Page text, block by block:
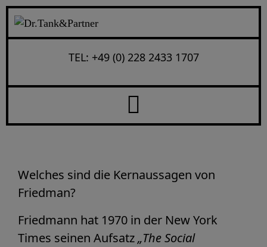
TEL: +49 (0) 228 2433 1707
Autor:Jusch
Autoren-Archive: Jusch
Profit versus höheres Ziel –
Organisationen in der Sinnkrise?
Welches sind die Kernaussagen von
Friedman?
Friedmann hat 1970 in der New York
Times seinen Aufsatz„The Social